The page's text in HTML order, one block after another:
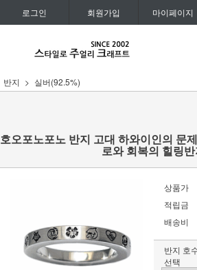
로그인 회원가입 마이페이지
반지 실버(92.5%)
호오포노포노 반지 고대 하와이인의 문
로와 회복의 힐링
상품가
적립금
배송비
반지 호
선택